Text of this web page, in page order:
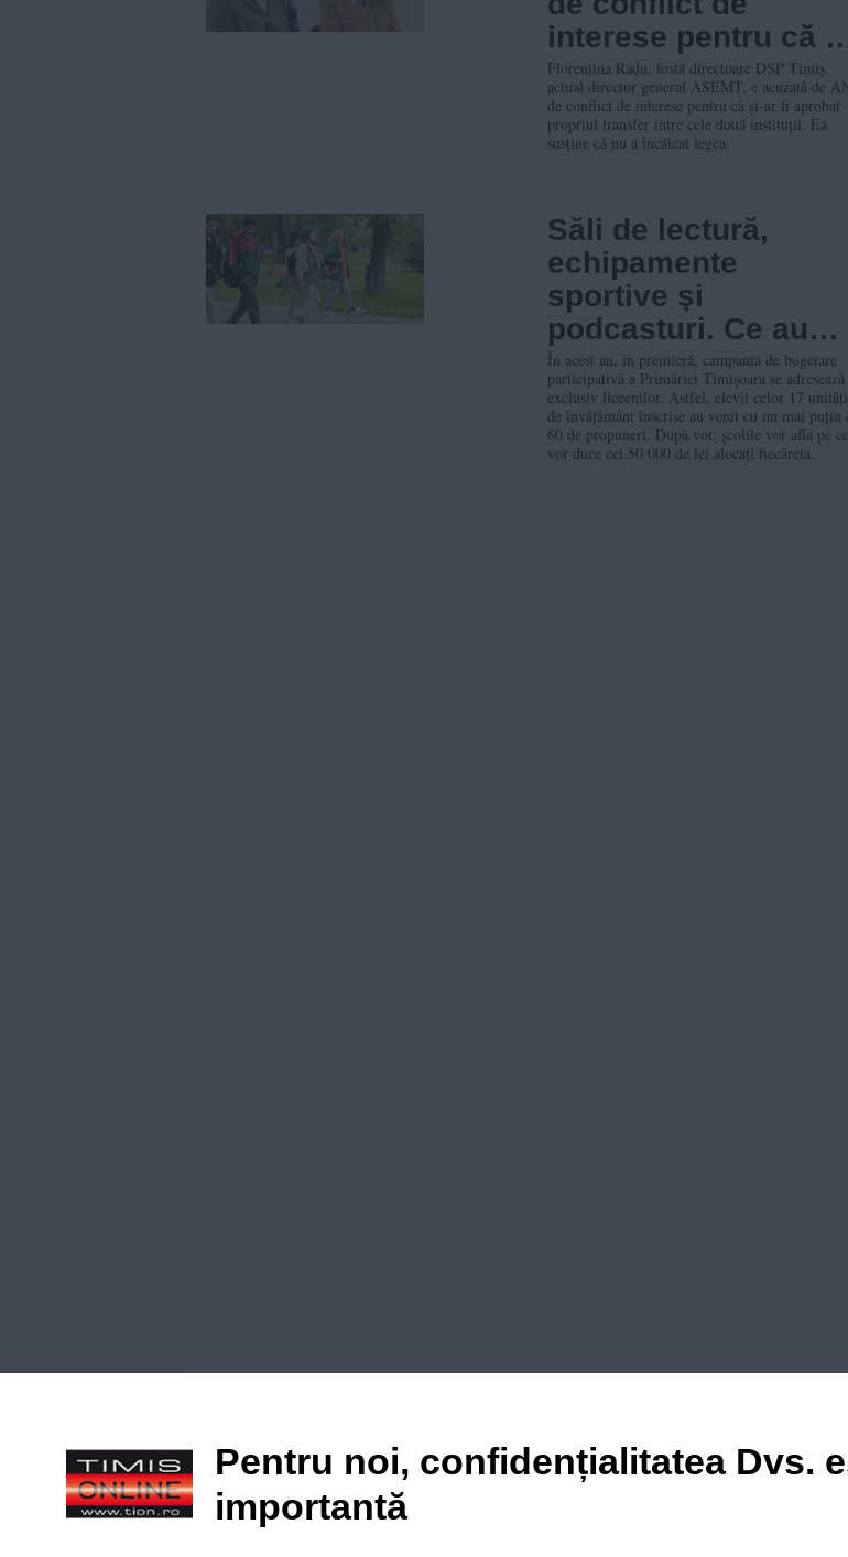
interese pentru că
ar fi aprobat singură
transferul la
Florentina Radu, fostă directoare DSP Timiș,
actual director general ASEMT, e acuzată de
de conflict de interese pentru că și-ar fi aprobat
propriul transfer între cele două instituții. Ea
susține că nu a încălcat legea.
Săli de lectură,
echipamente
sportive și
podcasturi. Ce au
propus elevii din
Timișoara pe
bugetarea
participativă?
În acest an, în premieră, campania de bugetare
participativă a Primăriei Timișoara se adresează
exclusiv liceenilor. Astfel, elevii celor 17 unități
de învățământ înscrise au venit cu nu mai puțin
60 de propuneri. După vot, școlile vor afla pe ce
vor duce cei 50.000 de lei alocați fiecăreia.
Pentru noi, confidențialitatea Dvs.
importantă